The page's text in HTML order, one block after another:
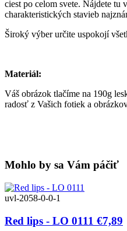
ciest po celom svete. Nájdete tu
charakteristických stavieb
Široký výber určite uspokojí
Materiál:
Váš obrázok tlačíme na 190g
radosť z Vašich fotiek a
Mohlo by sa Vám páčiť
uvl-2058-0-0-1
Red lips - LO 0111 €7,89